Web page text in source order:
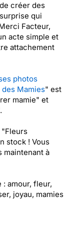
créer des
qui
Facteur,
acte simple et
attachement
photos
Mamies" est
mamie" et
"Fleurs
stock ! Vous
maintenant à
amour, fleur,
joyau, mamies